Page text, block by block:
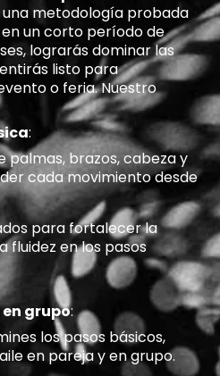
una metodología probada
un corto período de
lograrás dominar las
listo para
o feria. Nuestro
:
palmas, brazos, cabeza y
cada movimiento desde
para fortalecer la
fluidez en los pasos
grupo:
los pasos básicos,
en pareja y en grupo.